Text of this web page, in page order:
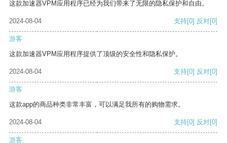
这款加速器VPM应用程序已经为我们带来了无限的隐私保护和自由。
2024-08-04 支持[0] 反对[0]
游客
这款加速器VPM应用程序提供了顶级的安全性和隐私保护。
2024-08-04 支持[0] 反对[0]
游客
这款app的商品种类非常丰富，可以满足我所有的购物需求。
2024-08-04 支持[0] 反对[0]
游客